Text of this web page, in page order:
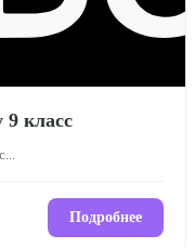
класс
Подробнее